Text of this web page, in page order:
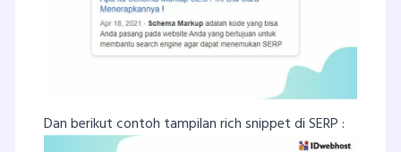
Dan berikut contoh tampilan rich snippet di SERP :